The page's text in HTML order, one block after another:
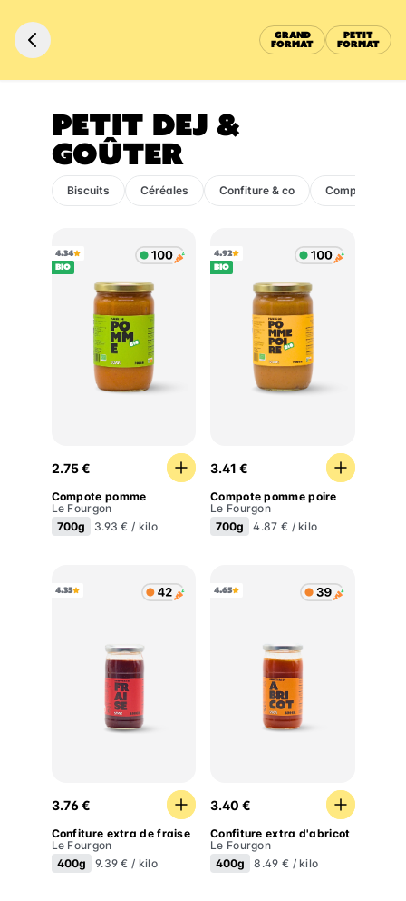
GRAND
FORMAT
PETIT
FORMAT
PETIT DEJ &
GOÛTER
Biscuits Céréales Confiture & co Compote
4.34
BIO
Compote pomme
2.75 €
Compote pomme
Le Fourgon
700g
3.93 € / kilo
4.92
BIO
Compote pomme poire
3.41 €
Compote pomme poire
Le Fourgon
700g
4.87 € / kilo
4.35
Confiture extra de fraise
3.76 €
Confiture extra de fraise
Le Fourgon
400g
9.39 € / kilo
4.65
Confiture extra d'abricot
3.40 €
Confiture extra d'abricot
Le Fourgon
400g
8.49 € / kilo